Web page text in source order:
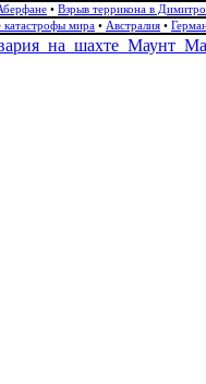
• Взрыв террикона в
мира • Австралия •